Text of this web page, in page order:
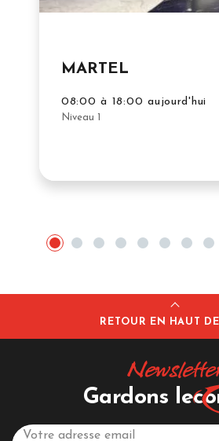
MARTEL
08:00 à 18:00 aujourd'hui
Niveau 1
RETOUR EN HAUT
Gardons le